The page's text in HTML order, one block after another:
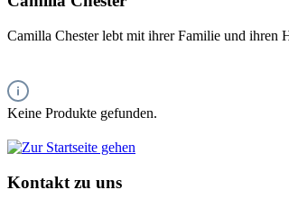
Camilla Chester lebt mit ihrer Familie und ihren
Keine Produkte gefunden.
Kontakt zu uns